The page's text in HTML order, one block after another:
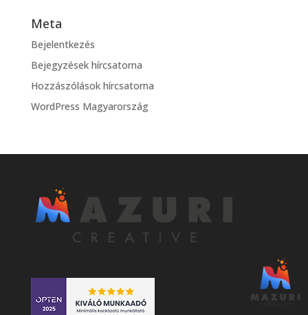
Meta
Bejelentkezés
Bejegyzések hírcsatorna
Hozzászólások hírcsatorna
WordPress Magyarország